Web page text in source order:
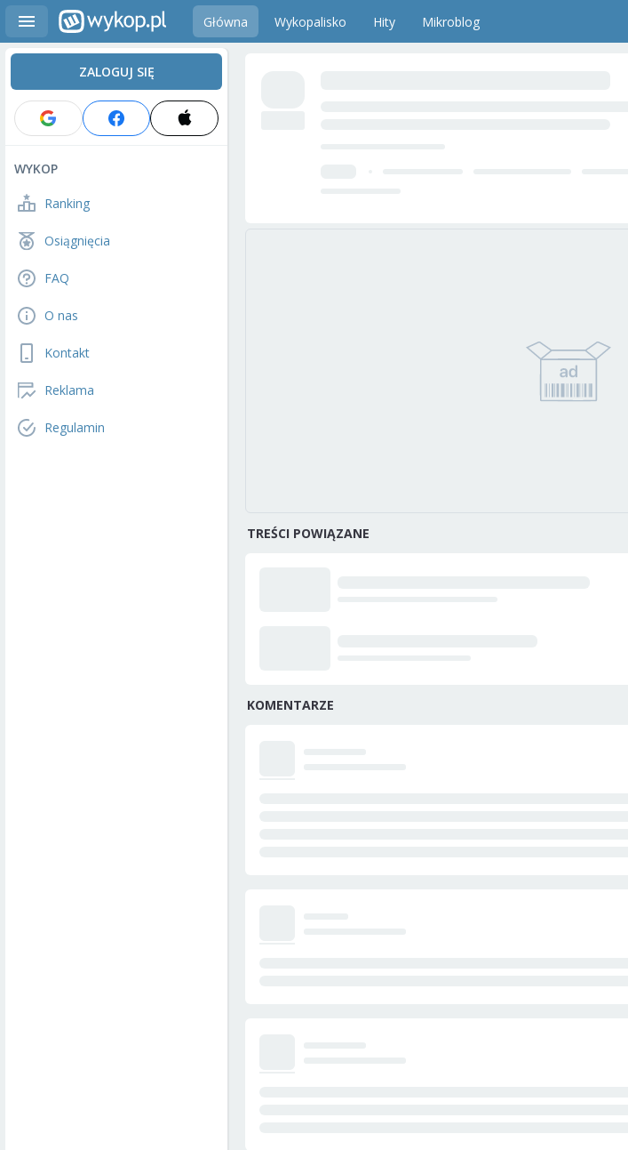
Główna Wykopalisko Hity Mikroblog
ZALOGUJ SIĘ
WYKOP
Ranking
Osiągnięcia
FAQ
O nas
Kontakt
Reklama
Regulamin
TREŚCI POWIĄZANE
KOMENTARZE